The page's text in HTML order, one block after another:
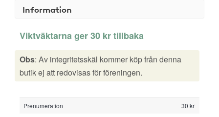
Information
Viktväktarna ger 30 kr tillbaka
Obs: Av integritetsskäl kommer köp från denna
butik ej att redovisas för föreningen.
Prenumeration 30 kr